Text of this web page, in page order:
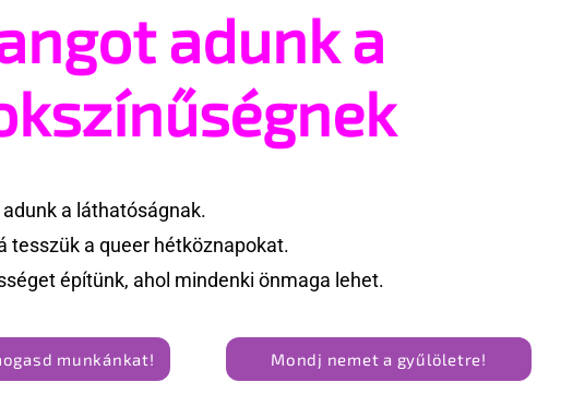
Jonathan Bailey új szerepben
tér visszaadunk a
a láthatóságnak.
tesszük a queer hétköznapokat.
építünk, ahol mindenki önmaga lehet.
munkánkat! Mondj nemet a gyűlöletre!